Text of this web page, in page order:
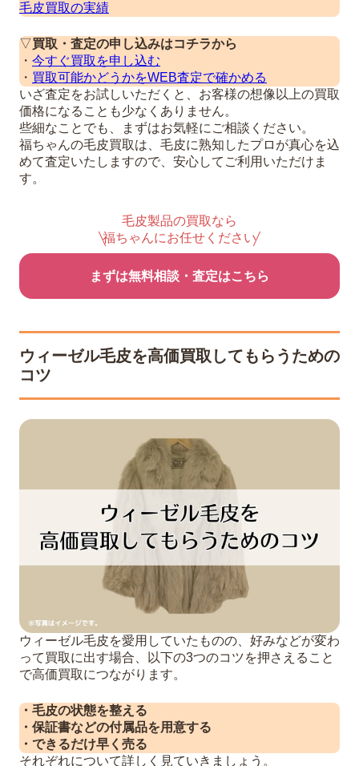
毛皮買取の実績
▽買取・査定の申し込みはコチラから
・ 今すぐ買取を申し込む
・ 買取可能かどうかをWEB査定で確かめる
いざ査定をお試しいただくと、お客様の想像以上の買取
価格になることも少なくありません。
些細なことでも、まずはお気軽にご相談ください。
福ちゃんの毛皮買取は、毛皮に熟知したプロが真心を込
めて査定いたしますので、安心してご利用いただけま
す。
毛皮製品の買取なら
福ちゃんにお任せください
まずは無料相談・査定はこちら
ウィーゼル毛皮を高価買取してもらうための
コツ
ウィーゼル毛皮を愛用していたものの、好みなどが変わ
って買取に出す場合、以下の3つのコツを押さえること
で高価買取につながります。
・毛皮の状態を整える
・保証書などの付属品を用意する
・できるだけ早く売る
それぞれについて詳しく見ていきましょう。